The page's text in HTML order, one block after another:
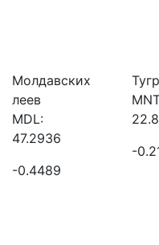
Молдавских
леев
MDL:
47.2936
-0.4489
-